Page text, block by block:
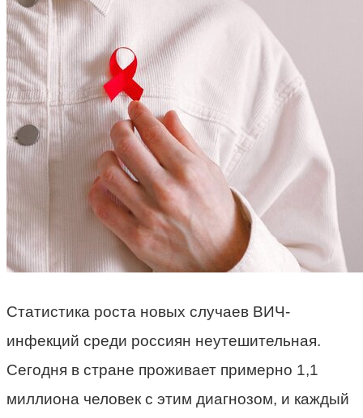
Статистика роста новых случаев ВИЧ-
инфекций среди россиян неутешительная.
Сегодня в стране проживает примерно 1,1
миллиона человек с этим диагнозом, и каждый